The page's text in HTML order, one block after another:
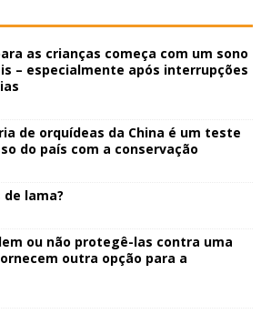
as crianças começa com um sono
– especialmente após interrupções
de orquídeas da China é um teste
do país com a conservação
de lama?
ou não protegê-las contra uma
outra opção para a